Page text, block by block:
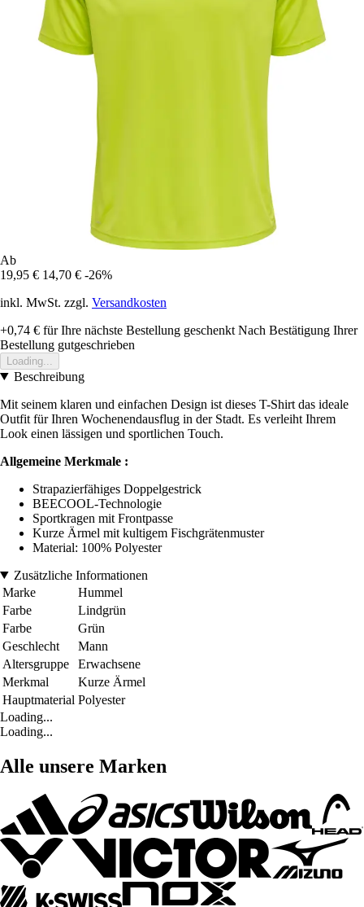
Ab
19,95 € 14,70 € -26%
inkl. MwSt. zzgl. Versandkosten
+0,74 € für Ihre nächste Bestellung geschenkt Nach Bestätigung Ihrer
Bestellung gutgeschrieben
Loading...
Beschreibung
Mit seinem klaren und einfachen Design ist dieses T-Shirt das ideale
Outfit für Ihren Wochenendausflug in der Stadt. Es verleiht Ihrem
Look einen lässigen und sportlichen Touch.
Allgemeine Merkmale :
Strapazierfähiges Doppelgestrick
BEECOOL-Technologie
Sportkragen mit Frontpasse
Kurze Ärmel mit kultigem Fischgrätenmuster
Material: 100% Polyester
Zusätzliche Informationen
Marke
Hummel
Farbe
Lindgrün
Farbe
Grün
Geschlecht
Mann
Altersgruppe
Erwachsene
Merkmal
Kurze Ärmel
Hauptmaterial Polyester
Loading...
Loading...
Alle unsere Marken